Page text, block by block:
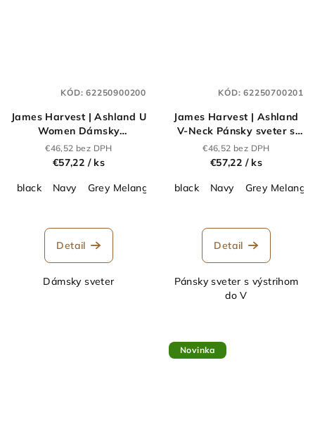
James Harvest | Ashland U
Women Dámsky
sveter_62.2509
€46,52 bez DPH
€57,22 / ks
black
Navy Grey Melange
Detail
Dámsky sveter
KÓD:62250900200
James Harvest | Ashland
V-Neck Pánsky sveter s
výstrihom do V_62.2507
€46,52 bez DPH
€57,22 / ks
black
Navy Grey Melange
Detail
Pánsky sveter s výstrihom
do V
KÓD:62250700201
Novinka